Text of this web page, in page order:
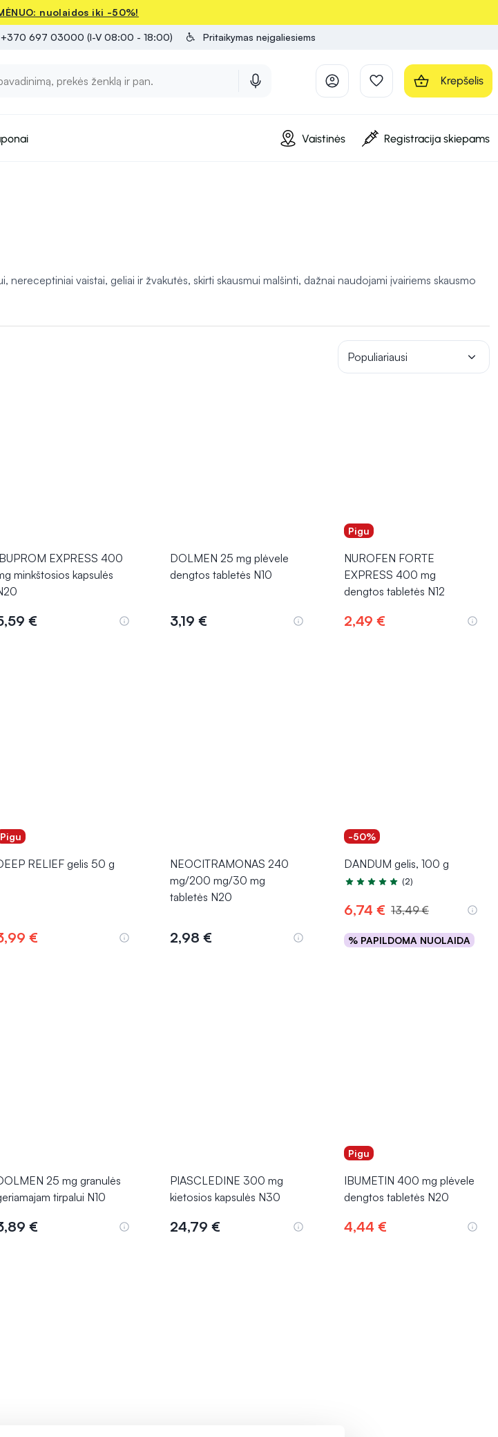
nuolaidos iki -50%!
+370 697 03000 (I-V 08:00 - 18:00) Pritaikymas neįgaliesiems
Krepšelis
Vaistinės Registracija skiepams
nereceptiniai vaistai, geliai ir žvakutės, skirti skausmui malšinti, dažnai naudojami įvairiems skausmo
skausmas, sąnarių diskomfortas ar mėšlungis.
signalus organizme. Tepalai ir geliai gali būti naudojami vietiškai, tiesiogiai tepant ant skaudamos
kai reikalingas greitas poveikis. Šie preparataigali būti veiksmingi ir greitai palengvinti
Populiariausi
EXPRESS 400
minkštosios kapsulės
€
DOLMEN 25 mg plėvele
dengtos tabletės N10
3,19 €
Pigu
NUROFEN FORTE
EXPRESS 400 mg
dengtos tabletės N12
2,49 €
Pigu
RELIEF gelis 50 g
€
NEOCITRAMONAS 240
mg/200 mg/30 mg
tabletės N20
2,98 €
-50%
DANDUM gelis, 100 g
Įvertinimas 5.0 iš 5
(2)
6,74 € 13,49 €
% PAPILDOMA NUOLAIDA
Į krepšelį
25 mg granulės
tirpalui N10
€
PIASCLEDINE 300 mg
kietosios kapsulės N30
24,79 €
Pigu
IBUMETIN 400 mg plėvele
dengtos tabletės N20
4,44 €